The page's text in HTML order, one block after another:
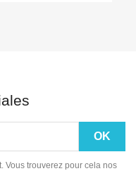
Vous trouverez pour cela nos